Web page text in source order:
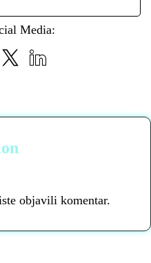
Media:
objavili komentar.